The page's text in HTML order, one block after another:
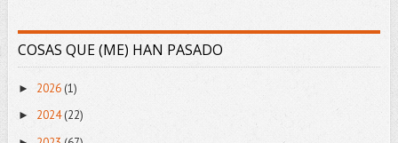
COSAS QUE (ME) HAN PASADO
► 2026 (1)
► 2024(22)